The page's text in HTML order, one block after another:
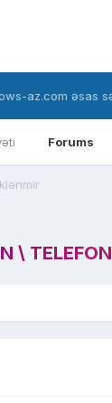
Forums
az.com əsas
\